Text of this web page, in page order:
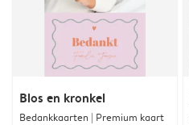
Blos en kronkel
Bedankkaarten | Premium kaart